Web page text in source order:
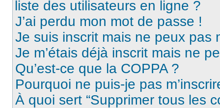
liste des utilisateurs en ligne ?
J’ai perdu mon mot de passe !
Je suis inscrit mais ne peux pas
Je m’étais déjà inscrit mais ne
Qu’est-ce que la COPPA ?
Pourquoi ne puis-je pas
À quoi sert “Supprimer tous les